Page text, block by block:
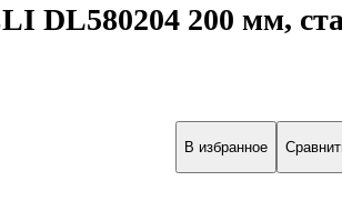
DL580204 200 мм,
В избранное